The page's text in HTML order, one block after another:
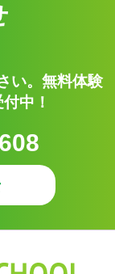
い。無料体験
中！